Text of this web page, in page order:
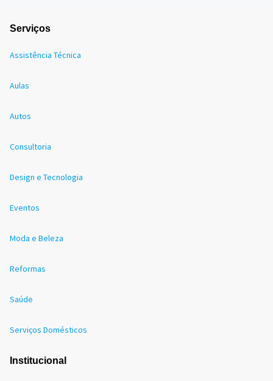
Serviços
Assistência Técnica
Aulas
Autos
Consultoria
Design e Tecnologia
Eventos
Moda e Beleza
Reformas
Saúde
Serviços Domésticos
Institucional